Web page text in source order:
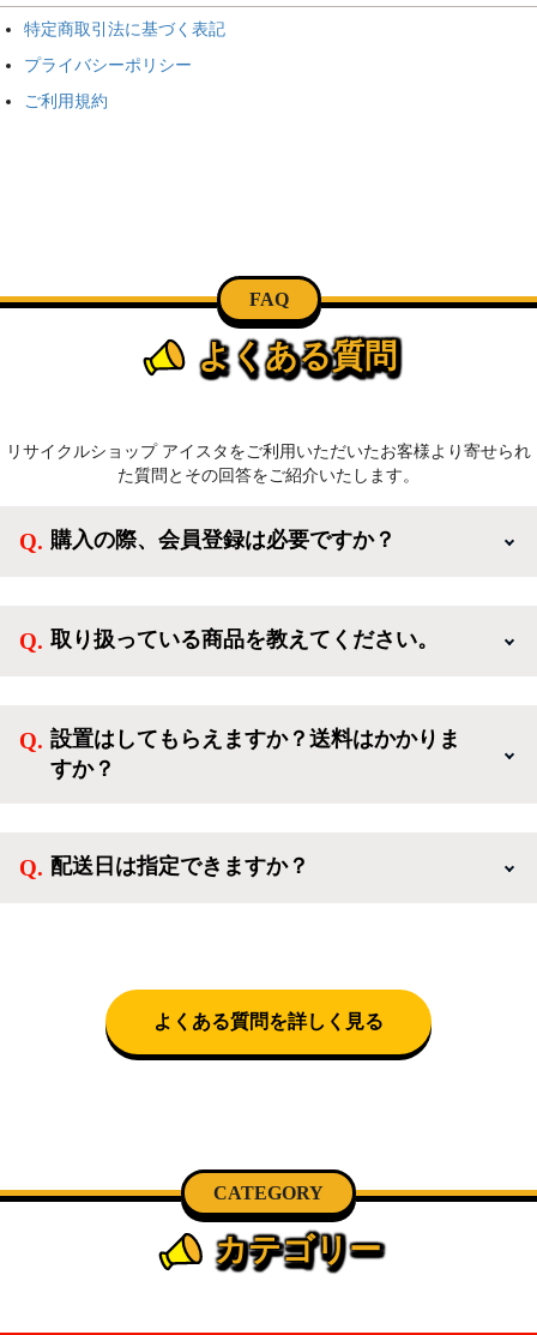
特定商取引法に基づく表記
プライバシーポリシー
ご利用規約
FAQ
よくある質問
リサイクルショップ アイスタをご利用いただいたお客様より寄せられ
た質問とその回答をご紹介いたします。
購入の際、会員登録は必要ですか？
方、登録しなくてもカートに商品を入れた後、ログイ
取り扱っている商品を教えてください。
活を応援するような家電セットから、季節・空調家
電、調理家電、生活家電まで、幅広く中古家電を取り
設置はしてもらえますか？送料はかかりま
すか？
神奈川・千葉)において自社配送を選択いただくこと
配送日は指定できますか？
話にて日時決定に関するご連絡をさせて頂きます。
よくある質問を詳しく見る
CATEGORY
カテゴリー